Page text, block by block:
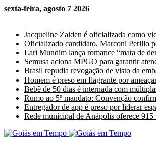
sexta-feira, agosto 7 2026
Jacqueline Zaiden é oficializada como
Oficializado candidato, Marconi Perillo
Lari Mundim lança romance “mata de
Semusa aciona MPGO para garantir
Brasil repudia revogação de visto da
Homem é preso em flagrante por
Bebê de 50 dias é internada com
Rumo ao 5º mandato: Convenção
Entregador de app é preso por liderar
Rede municipal de Anápolis oferece 915